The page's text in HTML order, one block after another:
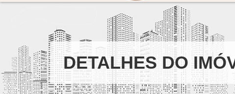
DETALHES DO